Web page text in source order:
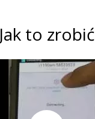
Jak to zrobić